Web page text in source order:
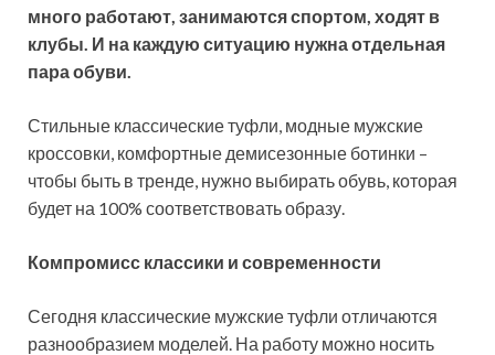
много работают, занимаются спортом, ходят в
клубы. И на каждую ситуацию нужна отдельная
пара обуви.
Стильные классические туфли, модные мужские
кроссовки, комфортные демисезонные ботинки –
чтобы быть в тренде, нужно выбирать обувь, которая
будет на 100% соответствовать образу.
Компромисс классики и современности
Сегодня классические мужские туфли отличаются
разнообразием моделей. На работу можно носить